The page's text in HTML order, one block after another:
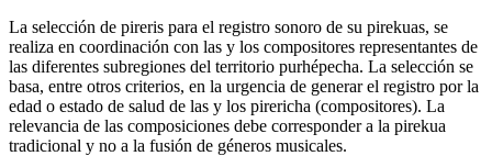
La selección de pireris para el registro sonoro de su pirekuas, se
realiza en coordinación con las y los compositores representantes de
las diferentes subregiones del territorio purhépecha. La selección se
basa, entre otros criterios, en la urgencia de generar el registro por la
edad o estado de salud de las y los pirericha (compositores). La
relevancia de las composiciones debe corresponder a la pirekua
tradicional y no a la fusión de géneros musicales.